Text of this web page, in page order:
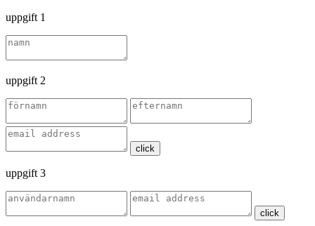
uppgift 1
uppgift 2
click
uppgift 3
click